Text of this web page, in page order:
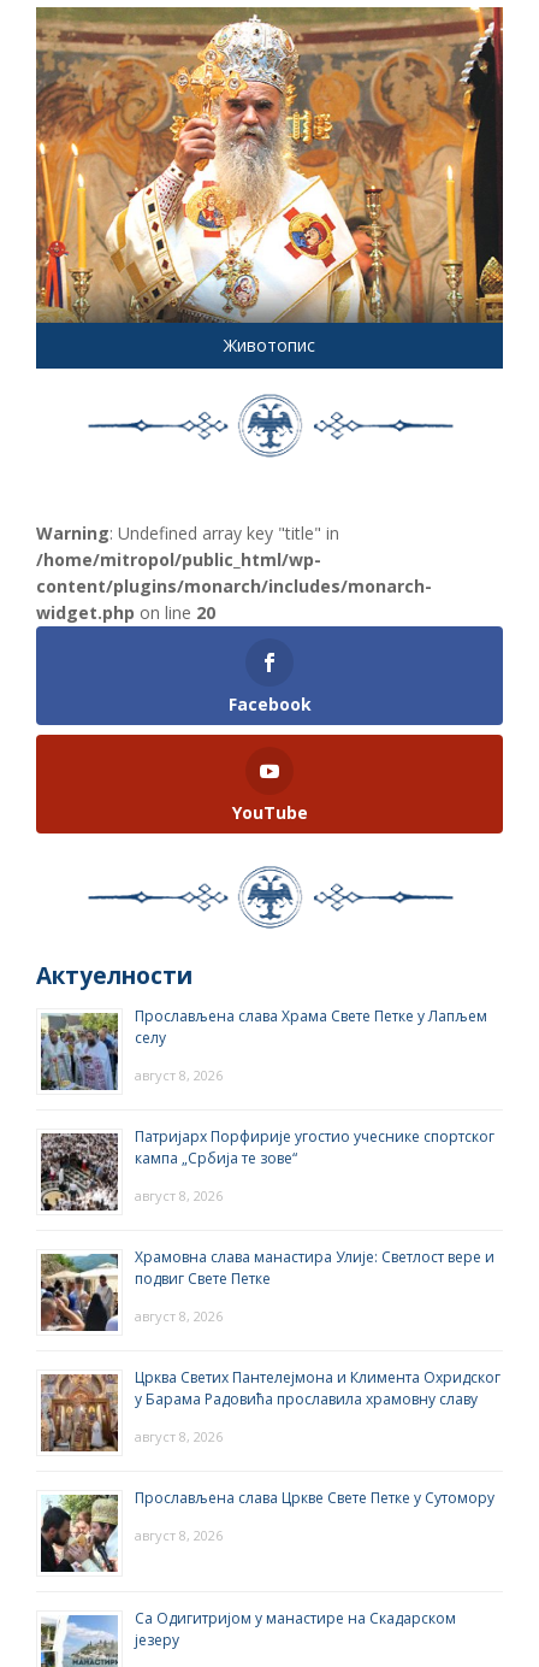
Животопис
Warning: Undefined array key "title" in
/home/mitropol/public_html/wp-
content/plugins/monarch/includes/monarch-
widget.php on line 20
Facebook
YouTube
Актуелности
Прослављена слава Храма Свете Петке у Лапљем
селу
август 8, 2026
Патријарх Порфирије угостио учеснике спортског
кампа „Србија те зове“
август 8, 2026
Храмовна слава манастира Улије: Светлост вере и
подвиг Свете Петке
август 8, 2026
Црква Светих Пантелејмона и Климента Охридског
у Барама Радовића прославила храмовну славу
август 8, 2026
Прослављена слава Цркве Свете Петке у Сутомору
август 8, 2026
Са Одигитријом у манастире на Скадарском
језеру